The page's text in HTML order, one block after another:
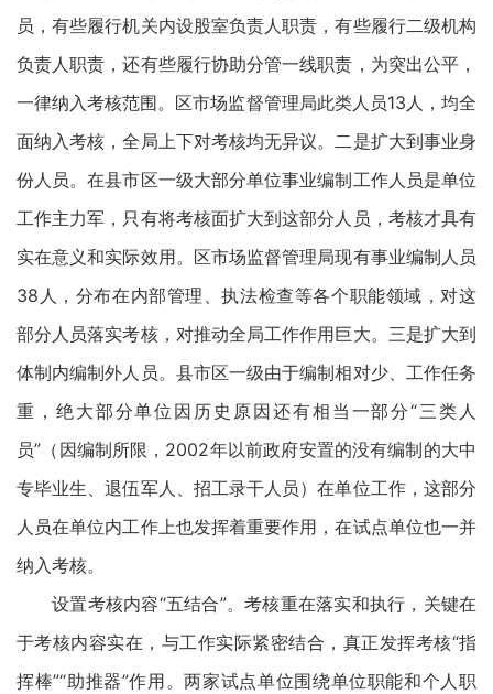
员，有些履行机关内设股室负责人职责，有些履行二级机构
负责人职责，还有些履行协助分管一线职责，为突出公平，
一律纳入考核范围。区市场监督管理局此类人员13人，均全
面纳入考核，全局上下对考核均无异议。二是扩大到事业身
份人员。在县市区一级大部分单位事业编制工作人员是单位
工作主力军，只有将考核面扩大到这部分人员，考核才具有
实在意义和实际效用。区市场监督管理局现有事业编制人员
38人，分布在内部管理、执法检查等各个职能领域，对这
部分人员落实考核，对推动全局工作作用巨大。三是扩大到
体制内编制外人员。县市区一级由于编制相对少、工作任务
重，绝大部分单位因历史原因还有相当一部分“三类人
员”（因编制所限，2002年以前政府安置的没有编制的大中
专毕业生、退伍军人、招工录干人员）在单位工作，这部分
人员在单位内工作上也发挥着重要作用，在试点单位也一并
纳入考核。
设置考核内容“五结合”。考核重在落实和执行，关键在
于考核内容实在，与工作实际紧密结合，真正发挥考核“指
挥棒”“助推器”作用。两家试点单位围绕单位职能和个人职